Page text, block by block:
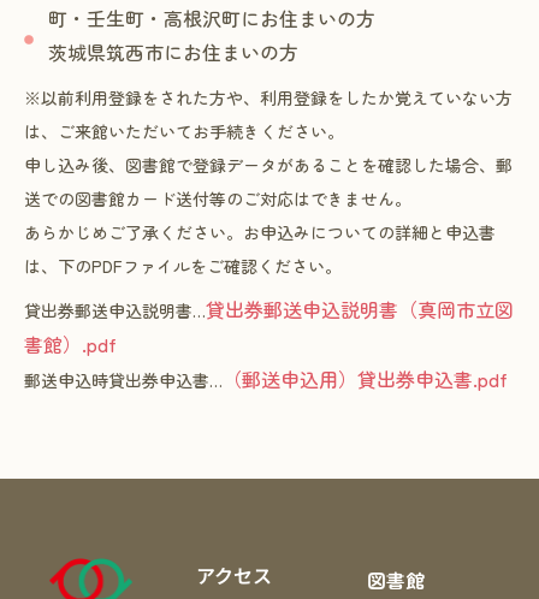
町・壬生町・高根沢町にお住まいの方
茨城県筑西市にお住まいの方
※以前利用登録をされた方や、利用登録をしたか覚えていない方
は、ご来館いただいてお手続きください。
申し込み後、図書館で登録データがあることを確認した場合、郵
送での図書館カード送付等のご対応はできません。
あらかじめご了承ください。お申込みについての詳細と申込書
は、下のPDFファイルをご確認ください。
貸出券郵送申込説明書…貸出券郵送申込説明書（真岡市立図
書館）.pdf
郵送申込時貸出券申込書… （郵送申込用）貸出券申込書.pdf
アクセス
図書館